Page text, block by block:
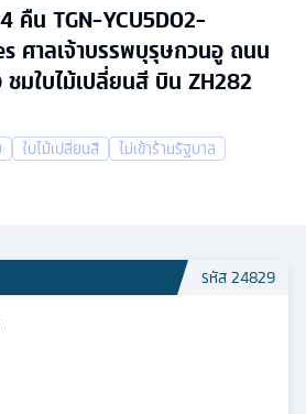
คืน TGN-YCU5D02-
ศาลเจ้าบรรพบุรุษกวนอู ถนน
ชมใบไม้เปลี่ยนสี บิน ZH282
ใบไม้เปลี่ยนสี
ไม่เข้าร้านรัฐบาล
รหัส24829